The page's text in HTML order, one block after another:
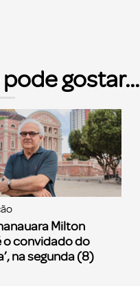
gostar...
Milton
o convidado do
na segunda (8)